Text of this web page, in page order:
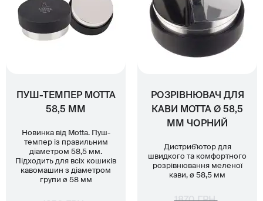
ПУШ-ТЕМПЕР MOTTA
58,5 ММ
Новинка від Motta. Пуш-
темпер із правильним
діаметром 58,5 мм.
Підходить для всіх кошиків
кавомашин з діаметром
групи ø 58 мм
РОЗРІВНЮВАЧ ДЛЯ
КАВИ MOTTA Ø 58,5
ММ ЧОРНИЙ
Дистриб'ютор для
швидкого та комфортного
розрівнювання меленої
кави, ø 58,5 мм